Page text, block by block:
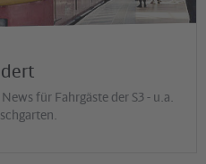
für Fahrgäste der S3 - u.a.